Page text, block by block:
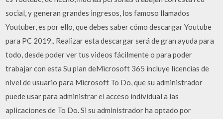
social, y generan grandes ingresos, los famoso llamados
Youtuber, es por ello, que debes saber cómo descargar Youtube
para PC 2019.. Realizar esta descargar será de gran ayuda para
todo, desde poder ver tus videos fácilmente o para poder
trabajar con esta Su plan deMicrosoft 365 incluye licencias de
nivel de usuario para Microsoft To Do, que su administrador
puede usar para administrar el acceso individual a las
aplicaciones de To Do. Si su administrador ha optado por